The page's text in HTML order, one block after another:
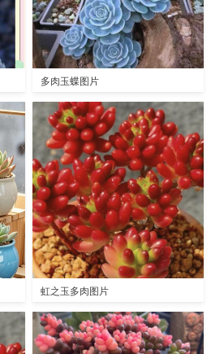
多肉玉蝶图片
虹之玉多肉图片